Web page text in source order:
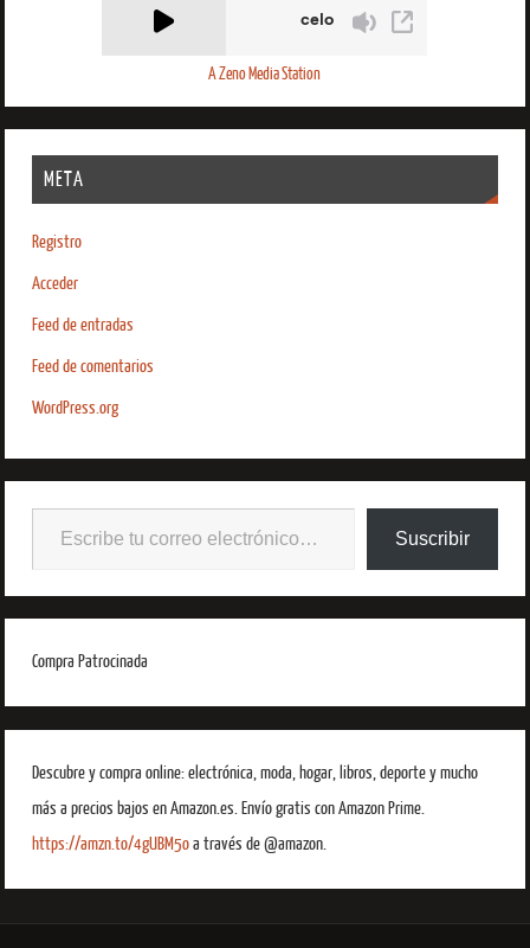
A Zeno Media Station
META
Registro
Acceder
Feed de entradas
Feed de comentarios
WordPress.org
Suscribir
Compra Patrocinada
Descubre y compra online: electrónica, moda, hogar, libros, deporte y mucho
más a precios bajos en Amazon.es. Envío gratis con Amazon Prime.
https://amzn.to/4gUBM5oa través de @amazon.